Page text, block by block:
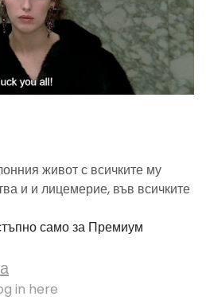
живот с всичките му
и и лицемерие, във всичките
само за Премиум
in here